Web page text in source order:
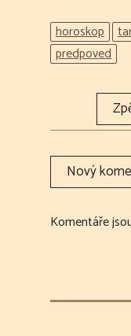
horoskop
predpoved
Komentáře